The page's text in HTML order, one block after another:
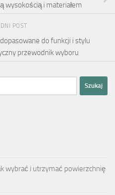
wysokością i materiałem
POST
do funkcji i stylu
przewodnik wyboru
wybrać i utrzymać powierzchnię